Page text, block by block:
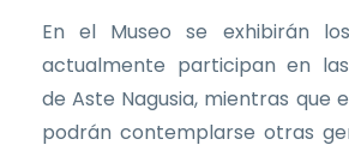
En el Museo se exhibirán
actualmente participan en
de Aste Nagusia, mientras que
podrán contemplarse otras